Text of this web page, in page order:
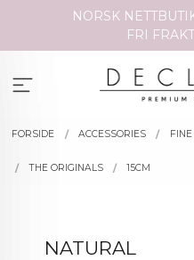
NORSK
FRI
FORSIDE ACCESSORIES
THE ORIGINALS 15CM
NATURAL